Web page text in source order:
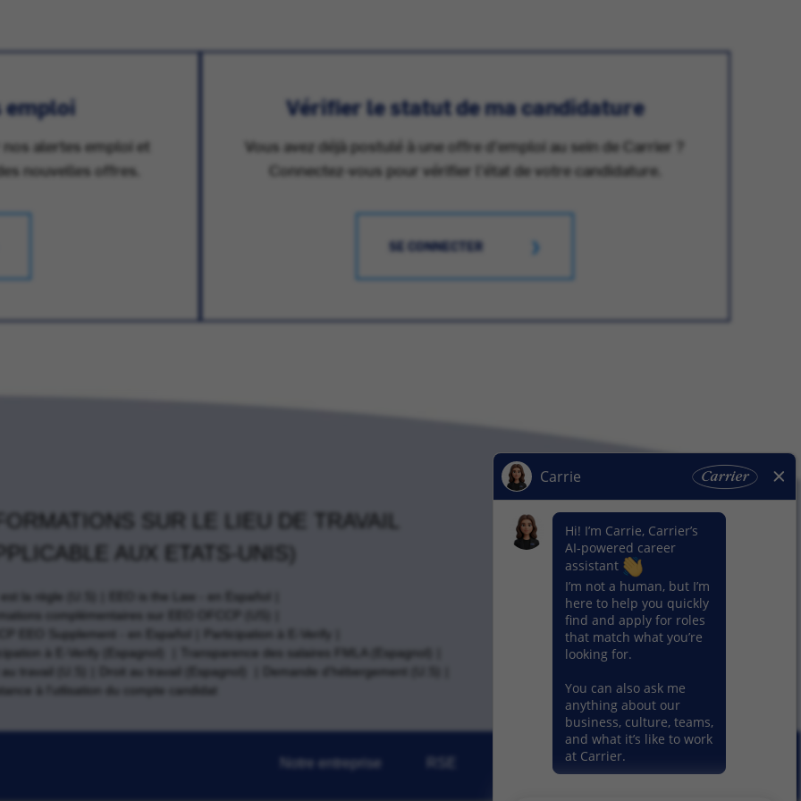
emploi
alertes emploi et
nouvelles offres.
Vérifier le statut de ma candidature
Vous avez déjà postulé à une offre d'emploi au sein de Carrier ?
Connectez-vous pour vérifier l'état de votre candidature.
SE CONNECTER
SUR LE LIEU DE TRAVAIL
AUX ETATS-UNIS)
la règle (U.S)
EEO is the Law - en Español
complémentaires sur EEO OFCCP (US)
EEO Supplement - en Español
Participation à E-Verify
à E-Verify (Espagnol)
Transparence des salaires FMLA (Espagnol)
travail (U.S)
Droit au travail (Espagnol)
Demande d'hébergement (U.S)
à l'utlisation du compte candidat
Notre entreprise Nos activitiés